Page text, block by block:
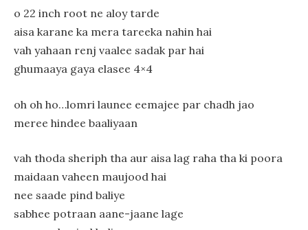
o 22 inch root ne aloy tarde
aisa karane ka mera tareeka nahin hai
vah yahaan renj vaalee sadak par hai
ghumaaya gaya elasee 4×4
oh oh ho…lomri launee eemajee par chadh jao
meree hindee baaliyaan
vah thoda sheriph tha aur aisa lag raha tha ki poora
maidaan vaheen maujood hai
nee saade pind baliye
sabhee potraan aane-jaane lage